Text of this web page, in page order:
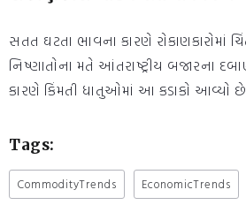
સતત ઘટતા ભાવના કારણે રોકાણકારોમાં
નિષ્ણાતોના મતે આંતરાષ્ટ્રીય બજારના
કારણે કિંમતી ધાતુઓમાં આ કડાકો આવ્યો
Tags:
CommodityTrends EconomicTrends